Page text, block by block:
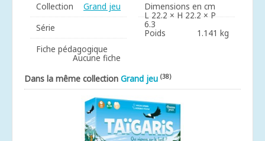
Collection
Grand jeu
Série
Fiche pédagogique
Aucune fiche
Dimensions en cm
L 22.2 × H 22.2 × P
6.3
Poids 1.141 kg
Dans la même collection Grand jeu (38)